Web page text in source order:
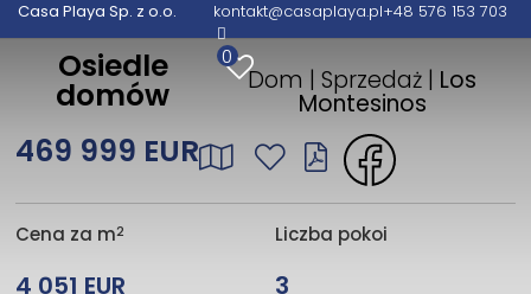
Casa Playa Sp. z o.o. kontakt@casaplaya.pl+48 576 153 703
0
Osiedle
domów Dom | Sprzedaż | Los
Montesinos
469 999 EUR
Cena za m2
4 051 EUR
Liczba pokoi
3